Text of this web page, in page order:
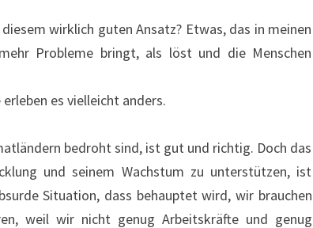
wirklich guten Ansatz? Etwas, das in meinen
Probleme bringt, als löst und die Menschen
es vielleicht anders.
bedroht sind, ist gut und richtig. Doch das
und seinem Wachstum zu unterstützen, ist
Situation, dass behauptet wird, wir brauchen
weil wir nicht genug Arbeitskräfte und genug